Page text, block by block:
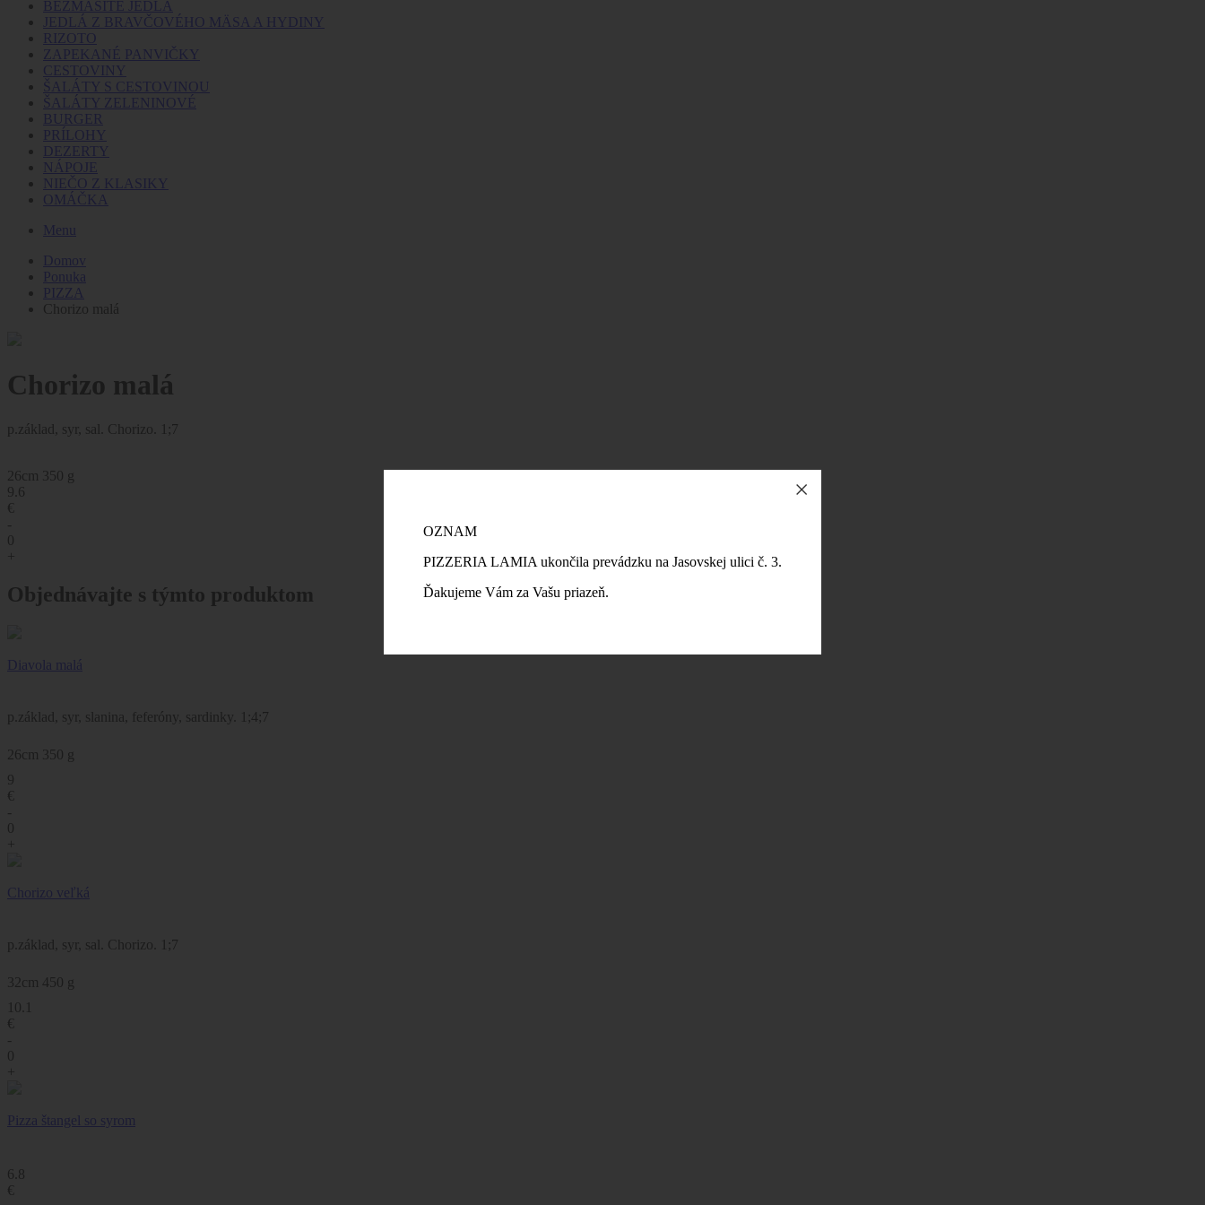
BEZMÄSITÉ JEDLÁ
JEDLÁ Z BRAVČOVÉHO MÄSA A HYDINY
RIZOTO
ZAPEKANÉ PANVIČKY
CESTOVINY
ŠALÁTY S CESTOVINOU
ŠALÁTY ZELENINOVÉ
BURGER
PRÍLOHY
DEZERTY
NÁPOJE
NIEČO Z KLASIKY
OMÁČKA
Menu
Domov
Ponuka
PIZZA
Chorizo malá
Chorizo malá
p.základ, syr, sal. Chorizo. 1;7
26cm 350 g
9.6
€
-
0
+
Objednávajte s týmto produktom
Diavola malá
p.základ, syr, slanina, feferóny, sardinky. 1;4;7
26cm 350 g
9
€
-
0
+
Chorizo veľká
p.základ, syr, sal. Chorizo. 1;7
32cm 450 g
10.1
€
-
0
+
Pizza štangel so syrom
6.8
€
OZNAM
PIZZERIA LAMIA ukončila prevádzku na Jasovskej ulici č. 3.
Ďakujeme Vám za Vašu priazeň.